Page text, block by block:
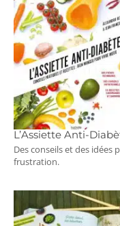
L’Assiette Anti-
Des conseils et des idées
frustration.